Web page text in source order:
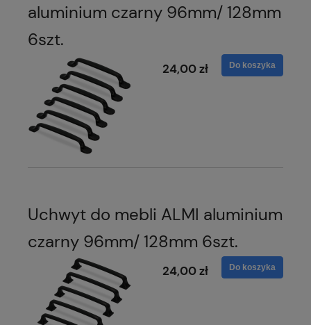
aluminium czarny 96mm/ 128mm
6szt.
24,00 zł Do koszyka
Uchwyt do mebli ALMI aluminium
czarny 96mm/ 128mm 6szt.
24,00 zł Do koszyka